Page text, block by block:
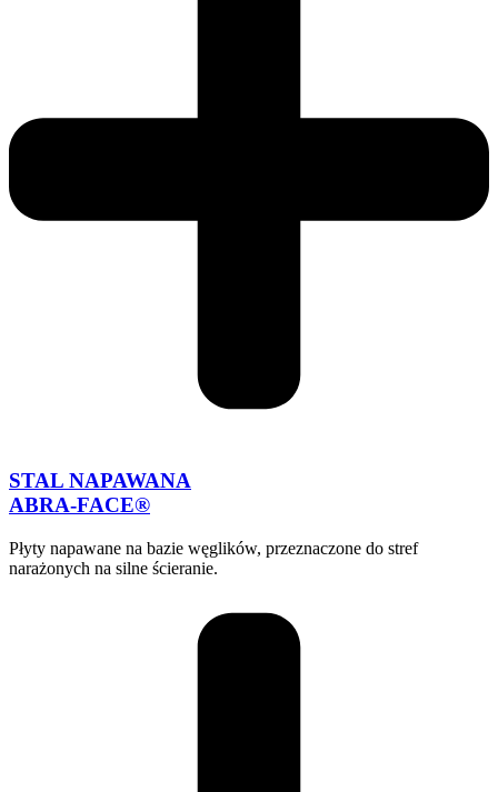
STAL NAPAWANA
ABRA-FACE®
Płyty napawane na bazie węglików, przeznaczone do stref
narażonych na silne ścieranie.